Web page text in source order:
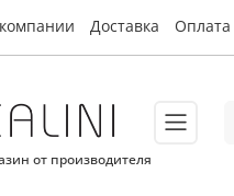
Доставка Оплата
от производителя